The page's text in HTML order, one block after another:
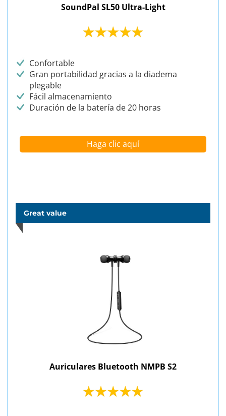
SoundPal SL50 Ultra-Light
Confortable
Gran portabilidad gracias a la diadema
plegable
Fácil almacenamiento
Duración de la batería de 20 horas
Haga clic aquí
Great value
Auriculares Bluetooth NMPB S2